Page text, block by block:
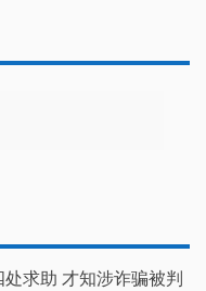
求助 才知涉诈骗被判